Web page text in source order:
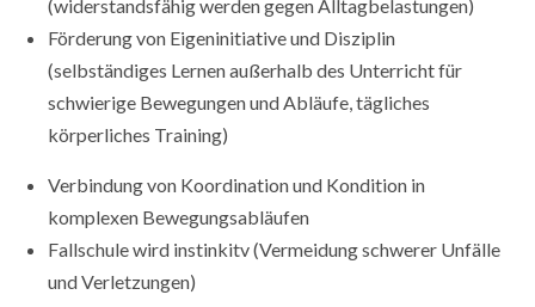
(widerstandsfähig werden gegen Alltagbelastungen)
Förderung von Eigeninitiative und Disziplin
(selbständiges Lernen außerhalb des Unterricht für
schwierige Bewegungen und Abläufe, tägliches
körperliches Training)
Verbindung von Koordination und Kondition in
komplexen Bewegungsabläufen
Fallschule wird instinkitv (Vermeidung schwerer Unfälle
und Verletzungen)